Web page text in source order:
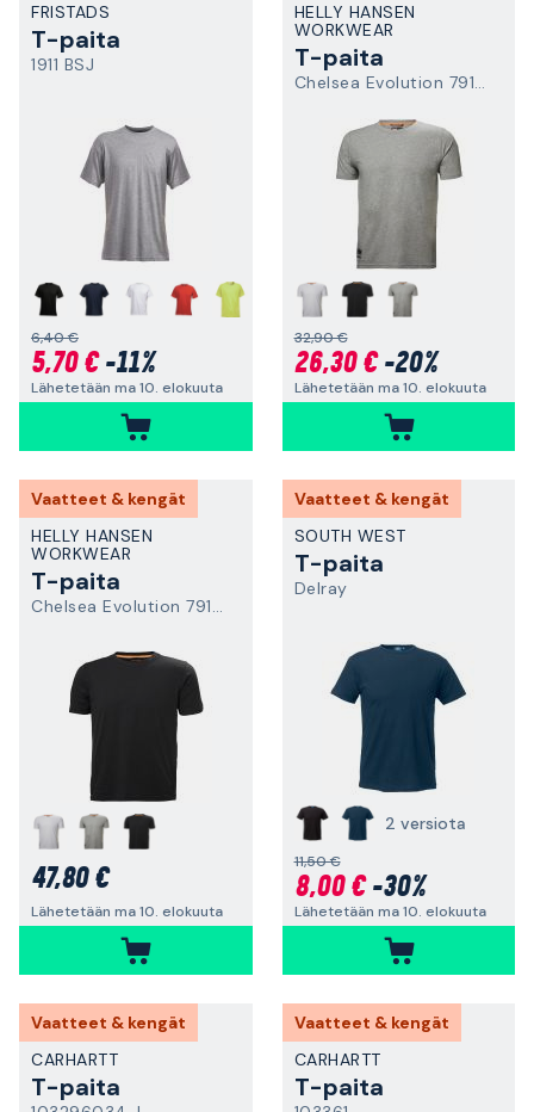
FRISTADS
T-paita
1911 BSJ
6,40 €
5,70 €-11%
Lähetetään ma 10. elokuuta
HELLY HANSEN
WORKWEAR
T-paita
Chelsea Evolution 79198-930
32,90 €
26,30 €-20%
Lähetetään ma 10. elokuuta
Vaatteet & kengät
HELLY HANSEN
WORKWEAR
T-paita
Chelsea Evolution 79198-990
47,80 €
Lähetetään ma 10. elokuuta
Vaatteet & kengät
SOUTH WEST
T-paita
Delray
2 versiota
11,50 €
8,00 €-30%
Lähetetään ma 10. elokuuta
Vaatteet & kengät
CARHARTT
T-paita
Vaatteet & kengät
CARHARTT
T-paita